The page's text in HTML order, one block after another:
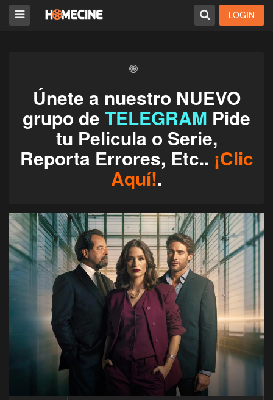
LOGIN
Únete a nuestro NUEVO
grupo de TELEGRAM Pide
tu Pelicula o Serie,
Reporta Errores, Etc.. ¡Clic
Aquí!.